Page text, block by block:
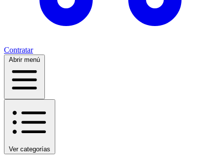
Contratar
Abrir menú
Ver categorías